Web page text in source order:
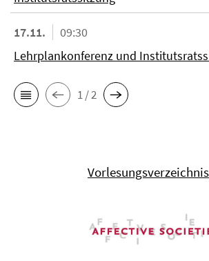
17.11.
09:30
Lehrplankonferenz und
1 / 2
Vorlesungsverzeichnis